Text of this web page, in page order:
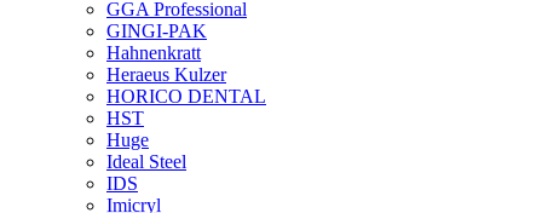
GGA Professional
GINGI-PAK
Hahnenkratt
Heraeus Kulzer
HORICO DENTAL
HST
Huge
Ideal Steel
IDS
Imicryl